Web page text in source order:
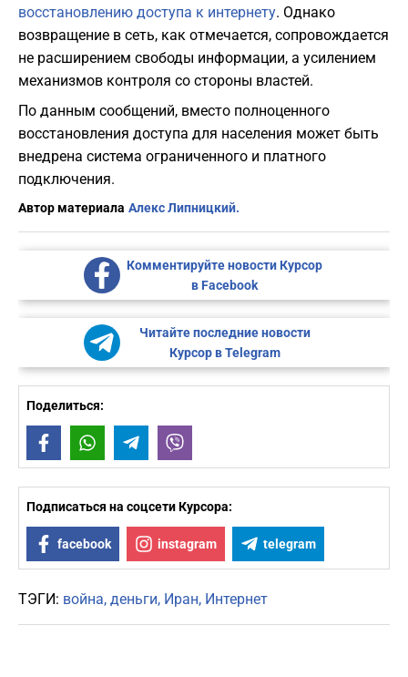
восстановлению доступа к интернету. Однако
возвращение в сеть, как отмечается, сопровождается
не расширением свободы информации, а усилением
механизмов контроля со стороны властей.
По данным сообщений, вместо полноценного
восстановления доступа для населения может быть
внедрена система ограниченного и платного
подключения.
Автор материала Алекс Липницкий.
Комментируйте новости Курсор
в Facebook
Читайте последние новости
Курсор в Telegram
Поделиться:
FacebookWhatsAppTelegram
Подписаться на соцсети Курсора:
facebook instagram telegram
ТЭГИ: война деньги Иран Интернет